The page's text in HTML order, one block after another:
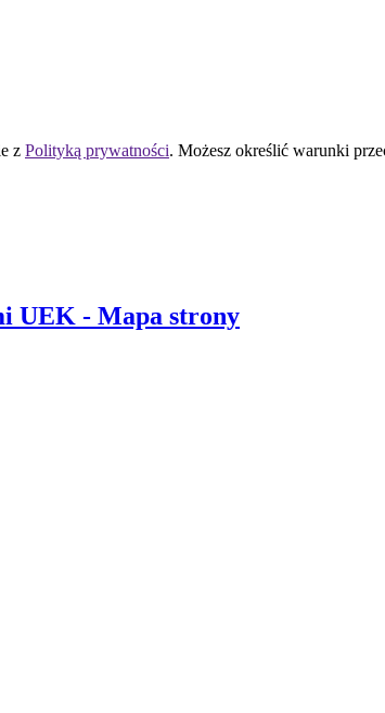
z Polityką prywatności. Możesz określić warunki
UEK - Mapa strony